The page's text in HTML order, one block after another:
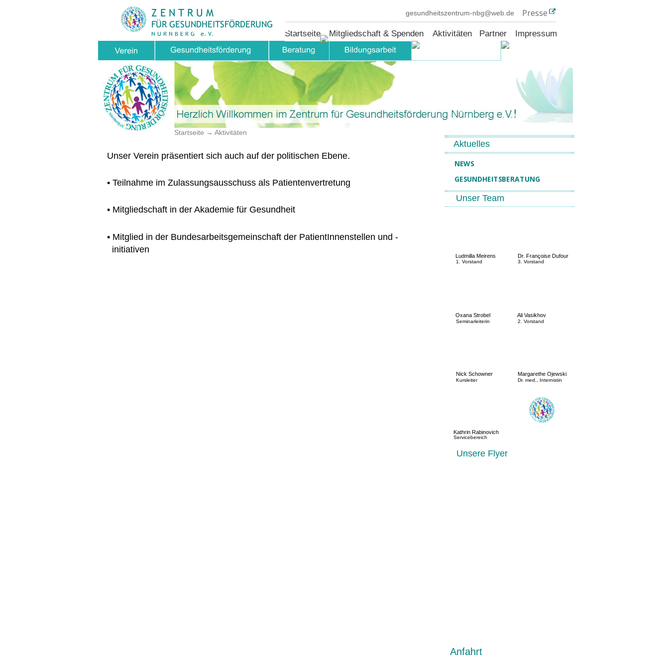
gesundheitszentrum-nbg@web.de
Aktuelles
Unser Verein präsentiert sich auch auf der politischen Ebene.
• Teilnahme im Zulassungsausschuss als Patientenvertretung
• Mitgliedschaft in der Akademie für Gesundheit
• Mitglied in der Bundesarbeitsgemeinschaft der PatientInnenstellen und -
initiativen
Unser Team
GESUNDHEITSBERATUNG
Seminarleiterin
3. Vorstand
Dr. med., Internistin
2. Vorstand
Startseite Mitgliedschaft & Spenden Aktivitäten Impressum
Presse
Z E N T R U M
N Ü R N B E R G   e. V.
FÜR GESUNDHEITSFÖRDERUNG
Startseite → Aktivitäten
Partner
NEWS
Kursleiter
Servicebereich
Unsere Flyer
1. Vorstand
Ludmilla Meirens Dr. Françoise Dufour
Oxana Strobel Ali Vasikhov
Margarethe Ojewski
Nick Schowner
Kathrin Rabinovich